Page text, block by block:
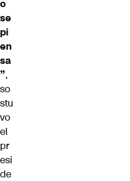
o
se
pi
en
sa
”,
so
stu
vo
el
pr
esi
de